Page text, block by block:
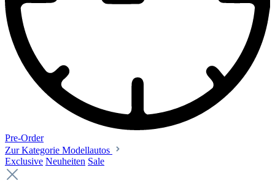
Pre-Order
Zur Kategorie Modellautos
Exclusive Neuheiten Sale